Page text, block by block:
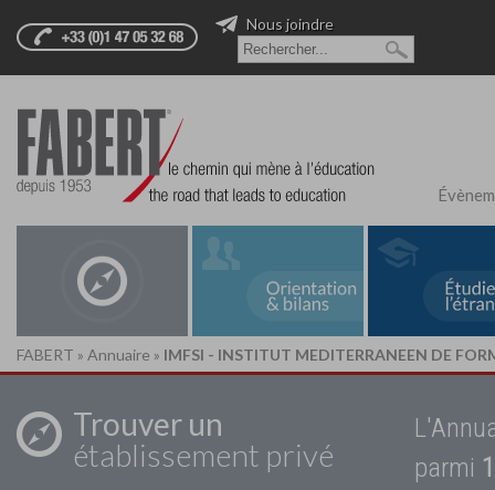
Nous joindre
FABERT » Annuaire » IMFSI - INSTITUT MEDITERRANEEN DE
Trouver un
établissement privé
parmi